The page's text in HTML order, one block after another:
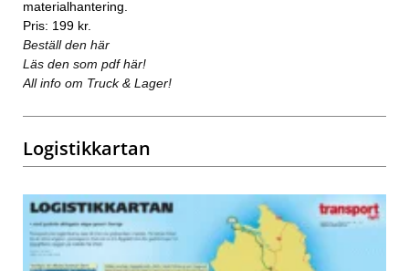
materialhantering.
Pris: 199 kr.
Beställ den här
Läs den som pdf här!
All info om Truck & Lager!
Logistikkartan